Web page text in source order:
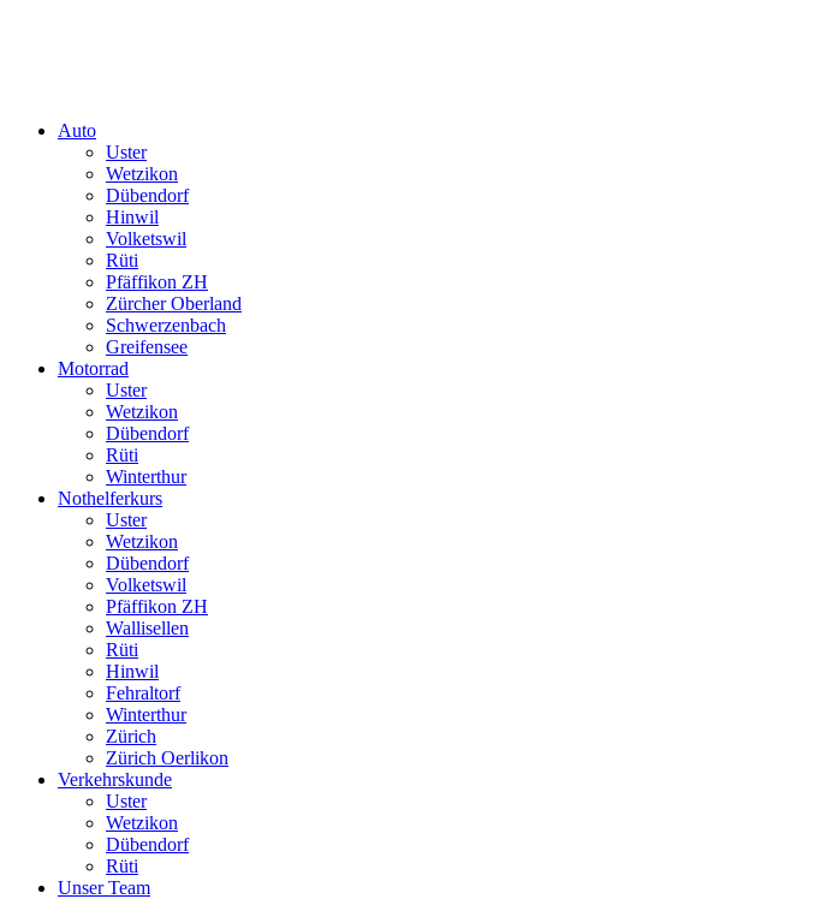
Auto
Uster
Wetzikon
Dübendorf
Hinwil
Volketswil
Rüti
Pfäffikon ZH
Zürcher Oberland
Schwerzenbach
Greifensee
Motorrad
Uster
Wetzikon
Dübendorf
Rüti
Winterthur
Nothelferkurs
Uster
Wetzikon
Dübendorf
Volketswil
Pfäffikon ZH
Wallisellen
Rüti
Hinwil
Fehraltorf
Winterthur
Zürich
Zürich Oerlikon
Verkehrskunde
Uster
Wetzikon
Dübendorf
Rüti
Unser Team